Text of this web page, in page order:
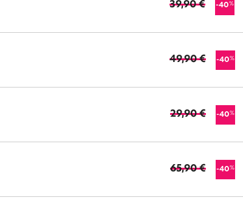
39,90 € -40%
49,90 € -40%
29,90 € -40%
65,90 € -40%